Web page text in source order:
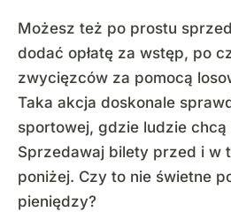
Możesz też po prostu
dodać opłatę za wstęp, po
zwycięzców za pomocą
Taka akcja doskonale
sportowej, gdzie ludzie
Sprzedawaj bilety przed i w
poniżej. Czy to nie świetne
pieniędzy?